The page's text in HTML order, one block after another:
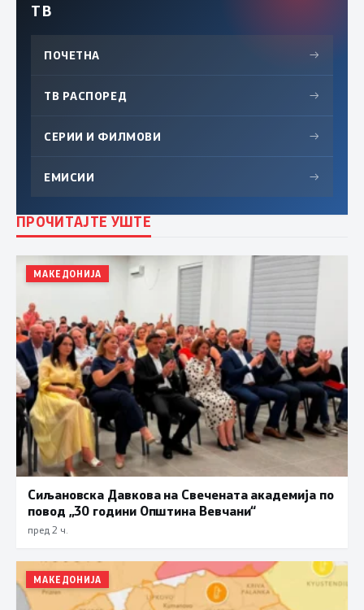
ТВ
ПОЧЕТНА →
ТВ РАСПОРЕД →
СЕРИИ И ФИЛМОВИ →
ЕМИСИИ →
ПРОЧИТАЈТЕ УШТЕ
МАКЕДОНИЈА
Сиљановска Давкова на Свечената академија по
повод „30 години Општина Вевчани“
пред 2 ч.
МАКЕДОНИЈА